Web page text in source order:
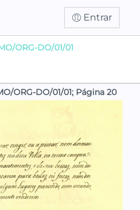
Entrar
ORG-DO/01/01
ORG-DO/01/01; Página 20